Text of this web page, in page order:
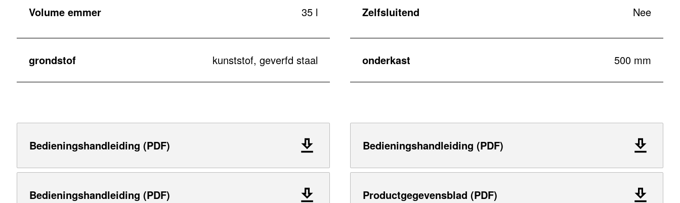
Volume emmer 35 l Zelfsluitend Nee
grondstof kunststof, geverfd staal onderkast 500 mm
Bedieningshandleiding (PDF) Bedieningshandleiding (PDF)
Bedieningshandleiding (PDF) Productgegevensblad (PDF)